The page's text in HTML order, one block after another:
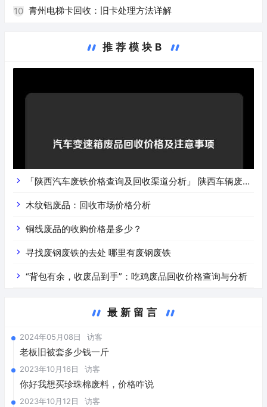
10 青州电梯卡回收：旧卡处理方法详解
推荐模块B
「陕西汽车废铁价格查询及回收渠道分析」 陕西车辆废铁
价是什么
木纹铝废品：回收市场价格分析
铜线废品的收购价格是多少？
寻找废钢废铁的去处 哪里有废钢废铁
“背包有余，收废品到手”：吃鸡废品回收价格查询与分析
最新留言
2024年05月08日 访客
老板旧被套多少钱一斤
2023年10月16日 访客
你好我想买珍珠棉废料，价格咋说
2023年10月12日 访客